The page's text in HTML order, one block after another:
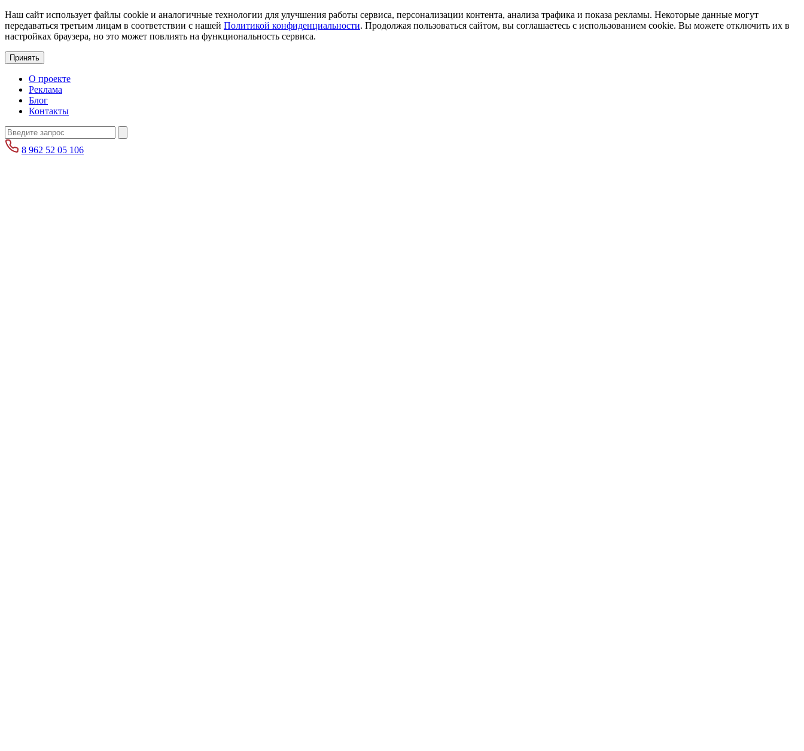
Наш сайт использует файлы cookie и аналогичные технологии для улучшения работы сервиса, персонализации контента, анализа трафика и показа рекламы. Некоторые данные могут
передаваться третьим лицам в соответствии с нашей Политикой конфиденциальности. Продолжая пользоваться сайтом, вы соглашаетесь с использованием cookie. Вы можете отключить их в
настройках браузера, но это может повлиять на функциональность сервиса.
Принять
О проекте
Реклама
Блог
Контакты
8 962 52 05 106